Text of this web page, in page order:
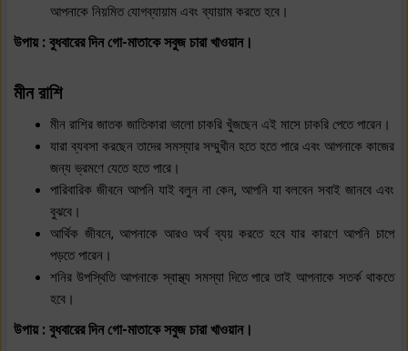
আপনাকে নিয়মিত যোগব্যায়াম এবং ব্যায়াম করতে হবে।
উপায় : বুধবারের দিন গো-মাতাকে সবুজ চারা খাওয়ান।
মীন রাশি
মীন রাশির জাতক জাতিকারা ভালো চাকরি খুঁজছেন এই মাসে চাকরি পেতে পারেন।
যারা ব্যবসা করছেন তাদের সমস্যার সম্মুখীন হতে হতে পারে এবং আপনাকে কাজের
জন্য ভ্রমণে যেতে হতে পারে।
পারিবারিক জীবনে আপনি যাই বলুন না কেন, আপনি যা বলবেন সবাই জানবে এবং
বুঝবে।
আর্থিক জীবনে, আপনাকে আরও অর্থ ব্যয় করতে হবে যার কারণে আপনি চাপে
পড়তে পারেন।
শনির উপস্থিতি আপনাকে স্বাস্থ্য সমস্যা দিতে পারে তাই আপনাকে সতর্ক থাকতে
হবে।
উপায় : বুধবারের দিন গো-মাতাকে সবুজ চারা খাওয়ান।